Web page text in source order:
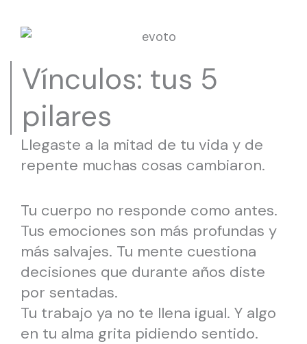
Vínculos: tus 5
pilares
Llegaste a la mitad de tu vida y de
repente muchas cosas cambiaron.
Tu cuerpo no responde como antes.
Tus emociones son más profundas y
más salvajes. Tu mente cuestiona
decisiones que durante años diste
por sentadas.
Tu trabajo ya no te llena igual. Y algo
en tu alma grita pidiendo sentido.